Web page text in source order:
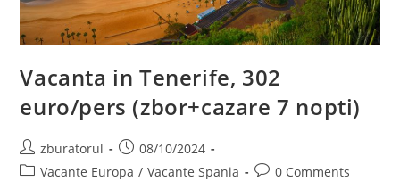
Vacanta in Tenerife, 302
euro/pers (zbor+cazare 7 nopti)
Post
author:
zburatorul
Post
published:
08/10/2024
PostVacante Europa / Vacante Spania
Post0 Comments